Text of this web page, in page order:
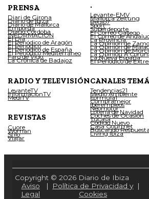
PRENSA
Diari de Girona
Diario de Ibiza
Diario de Mallorca
Empordà
Diario Córdoba
INFORMACIÓN
El Día
El Periódico de Aragón
El Periódico
El Periódico de España
El Periódico Mediterráneo
Faro de Vigo
La Crónica de Badajoz
.
Levante-EMV
Mallorca Zeitung
Regio7
Sport
Superdeporte
El Correo Gallego
El Correo de
La Provincia
La Opinión de
La Opinión de
La Opinión de
La Opinión A
La Nueva España
El Periódico de
RADIO Y TELEVISIÓN
LevanteTV
InformacionTV
MediTV
REVISTAS
Cuore
Woman
Stilo
Viajar
CANALES
Tendencias21
Medio Ambiente
Fórmula1
Compramejor
Iberempleos
Neomotor
Lotería de Navidad
Coches de Ocasión
Tucasa
Código Nuevo
Casa Gourmet
Buscando
Living Ibiza
Copyright © 2026 Diario de Ibiza
Aviso
Legal
|
Política de Privacidad y
Cookies
|